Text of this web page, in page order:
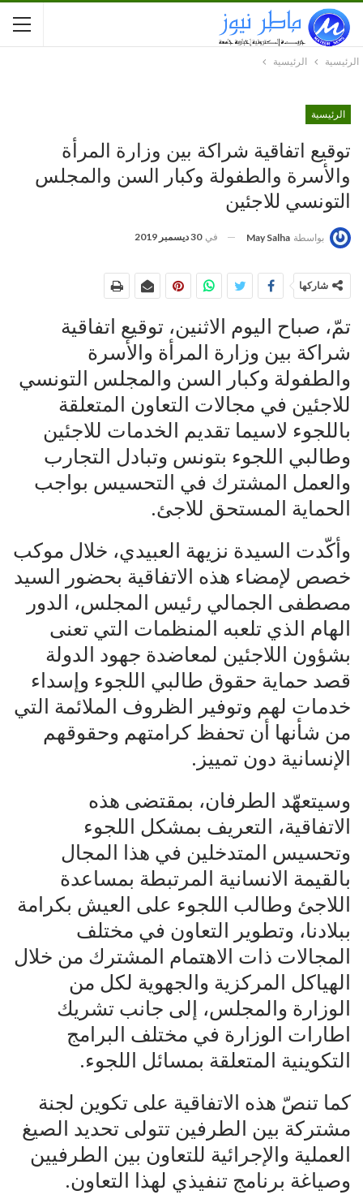
الرئيسية الرئيسية
الرئيسية
توقيع اتفاقية شراكة بين وزارة المرأة
والأسرة والطفولة وكبار السن والمجلس
التونسي للاجئين
بواسطة May Salha في 30 ديسمبر 2019
شاركها
تمّ، صباح اليوم الاثنين، توقيع اتفاقية
شراكة بين وزارة المرأة والأسرة
والطفولة وكبار السن والمجلس التونسي
للاجئين في مجالات التعاون المتعلقة
باللجوء لاسيما تقديم الخدمات للاجئين
وطالبي اللجوء بتونس وتبادل التجارب
والعمل المشترك في التحسيس بواجب
الحماية المستحق للاجئ.
وأكّدت السيدة نزيهة العبيدي، خلال موكب
خصص لإمضاء هذه الاتفاقية بحضور السيد
مصطفى الجمالي رئيس المجلس، الدور
الهام الذي تلعبه المنظمات التي تعنى
بشؤون اللاجئين لمعاضدة جهود الدولة
قصد حماية حقوق طالبي اللجوء وإسداء
خدمات لهم وتوفير الظروف الملائمة التي
من شأنها أن تحفظ كرامتهم وحقوقهم
الإنسانية دون تمييز.
وسيتعهّد الطرفان، بمقتضى هذه
الاتفاقية، التعريف بمشكل اللجوء
وتحسيس المتدخلين في هذا المجال
بالقيمة الانسانية المرتبطة بمساعدة
اللاجئ وطالب اللجوء على العيش بكرامة
ببلادنا، وتطوير التعاون في مختلف
المجالات ذات الاهتمام المشترك من خلال
الهياكل المركزية والجهوية لكل من
الوزارة والمجلس، إلى جانب تشريك
اطارات الوزارة في مختلف البرامج
التكوينية المتعلقة بمسائل اللجوء.
كما تنصّ هذه الاتفاقية على تكوين لجنة
مشتركة بين الطرفين تتولى تحديد الصيغ
العملية والإجرائية للتعاون بين الطرفيين
وصياغة برنامج تنفيذي لهذا التعاون.